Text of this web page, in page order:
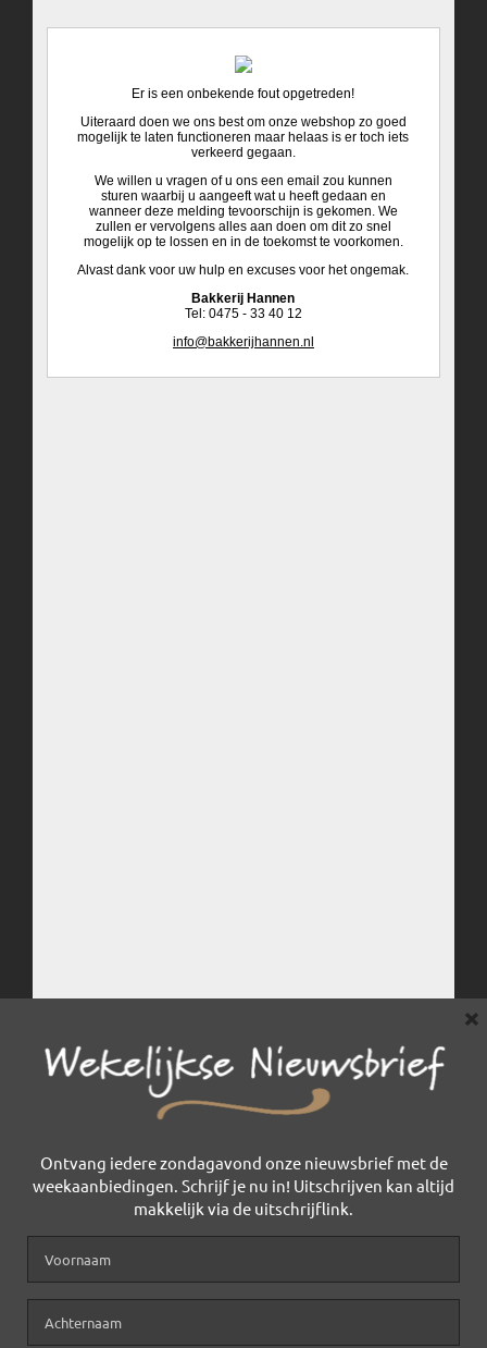
Ontvang iedere zondagavond onze nieuwsbrief met de
weekaanbiedingen. Schrijf je nu in! Uitschrijven kan altijd
makkelijk via de uitschrijflink.
×